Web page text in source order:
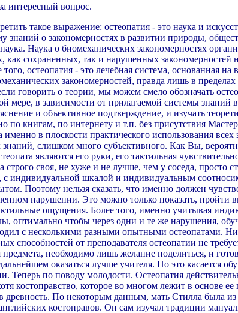
интересный вопрос.
такое выражение: остеопатия - это наука и
знаний о закономерностях в развитии природы,
Наука о биомеханических закономерностях
как сохраненных, так и нарушенных закономерностей
того, остеопатия - это лечебная система, основанная на
закономерностей, правда лишь в
говорить о теории, мы можем смело обозначать
мере, в зависимости от прилагаемой системы знаний
и объективное подтверждение, и изучать
по книгам, по интернету и т.п. без присутствия
в плоскости практического использования всех
знаний, слишком много субъективного. Как Вы,
являются его руки, его тактильная
строго своя, не хуже и не лучше, чем у соседа, просто
с индивидуальной шкалой и индивидуальным
Поэтому нельзя сказать, что именно должен
нарушении. Это можно только показать, пройти
ощущения. Более того, именно учитывая
оптимально чтобы через одни и те же нарушения,
с несколькими разными опытными остеопатами.
способностей от преподавателя остеопатии не
необходимо лишь желание поделиться, и
оказаться лучше учителя. Но это касается
Теперь по поводу молодости. Остеопатия
костоправство, которое во многом лежит в основе ее
древность. По некоторым данным, мать Стилла была из
костоправов. Он сам изучал традиции